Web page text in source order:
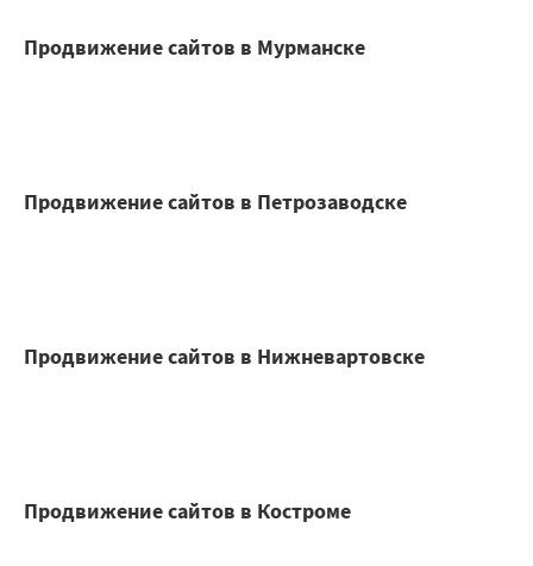
Продвижение сайтов в Мурманске
Продвижение сайтов в Петрозаводске
Продвижение сайтов в Нижневартовске
Продвижение сайтов в Костроме